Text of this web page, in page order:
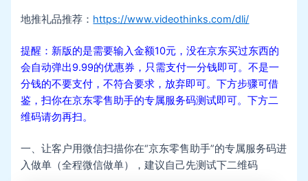
地推礼品推荐： https://www.videothinks.com/dli/
提醒：新版的是需要输入金额10元，没在京东买过东西的
会自动弹出9.99的优惠券，只需支付一分钱即可。不是一
分钱的不要支付，不符合要求，放弃即可。下方步骤可借
鉴，扫你在京东零售助手的专属服务码测试即可。下方二
维码请勿再扫。
一、让客户用微信扫描你在“京东零售助手”的专属服务码进
入做单（全程微信做单），建议自己先测试下二维码